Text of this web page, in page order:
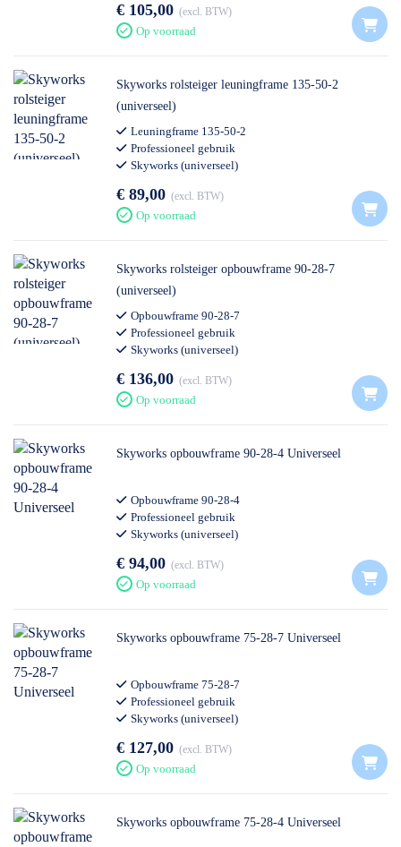
€ 105,00 excl. BTW
Op voorraad
Skyworks rolsteiger leuningframe 135-50-2
(universeel)
Leuningframe 135-50-2
Professioneel gebruik
Skyworks (universeel)
€ 89,00 excl. BTW
Op voorraad
Skyworks rolsteiger opbouwframe 90-28-7
(universeel)
Opbouwframe 90-28-7
Professioneel gebruik
Skyworks (universeel)
€ 136,00 excl. BTW
Op voorraad
Skyworks opbouwframe 90-28-4 Universeel
Opbouwframe 90-28-4
Professioneel gebruik
Skyworks (universeel)
€ 94,00 excl. BTW
Op voorraad
Skyworks opbouwframe 75-28-7 Universeel
Opbouwframe 75-28-7
Professioneel gebruik
Skyworks (universeel)
€ 127,00 excl. BTW
Op voorraad
Skyworks opbouwframe 75-28-4 Universeel